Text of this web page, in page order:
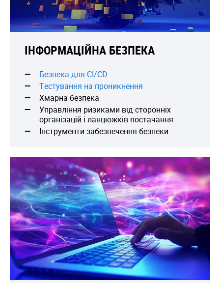
ІНФОРМАЦІЙНА БЕЗПЕКА
Безпека для CI/CD
Тестування на проникнення
Хмарна безпека
Управління ризиками від сторонніх
організацій і ланцюжків постачання
Інструменти забезпечення безпеки